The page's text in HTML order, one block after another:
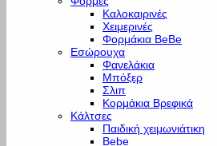
Καλοκαιρινές
Χειμερινές
Φορμάκια BeBe
Εσώρουχα
Φανελάκια
Μπόξερ
Σλιπ
Κορμάκια Βρεφικά
Κάλτσες
Παιδική χειμωνιάτικη
Bebe